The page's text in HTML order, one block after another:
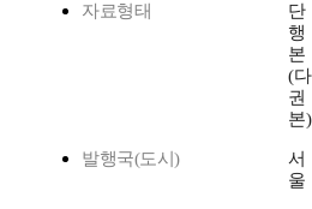
자료형태
단
행
본
(다
권
본)
발행국(도시)
서
울